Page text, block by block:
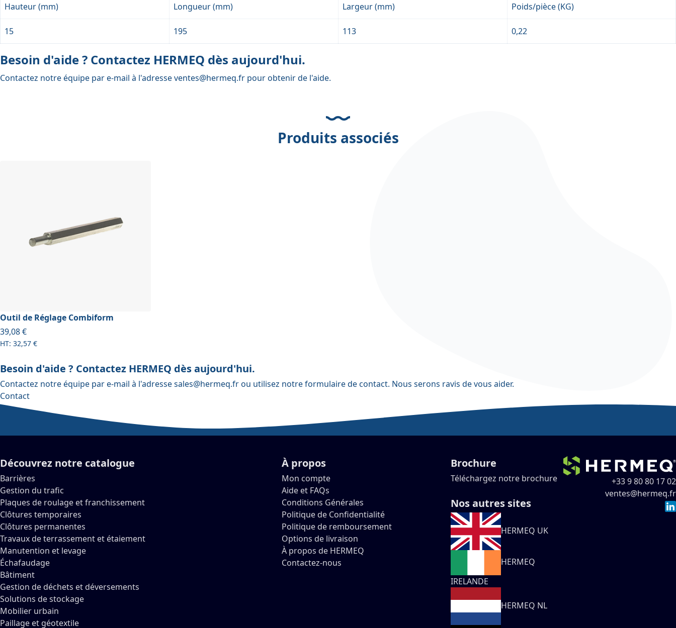
Hauteur (mm) Longueur (mm) Largeur (mm) Poids/pièce (KG)
15 195 113 0,22
Besoin d'aide ? Contactez HERMEQ dès aujourd'hui.
Contactez notre équipe par e-mail à l'adresseventes@hermeq.fr pour obtenir de l'aide.
Produits associés
Outil de Réglage Combiform
À partir de
39,08 €
32,57 €
Besoin d'aide ? Contactez HERMEQ dès aujourd'hui.
Contactez notre équipe par e-mail à l'adressesales@hermeq.frou utilisez notreformulaire de contact. Nous serons ravis de vous aider.
Contact
Découvrez notre catalogue
Barrières
Gestion du trafic
Plaques de roulage et franchissement
Clôtures temporaires
Clôtures permanentes
Travaux de terrassement et étaiement
Manutention et levage
Échafaudage
Bâtiment
Gestion de déchets et déversements
Solutions de stockage
Mobilier urbain
Paillage et géotextile
À propos
Mon compte
Aide et FAQs
Conditions Générales
Politique de Confidentialité
Politique de remboursement
Options de livraison
À propos de HERMEQ
Contactez-nous
Brochure
Téléchargez notre brochure
Nos autres sites
HERMEQ UK
HERMEQ
IRELANDE
HERMEQ NL
+33 9 80 80 17 02
ventes@hermeq.fr